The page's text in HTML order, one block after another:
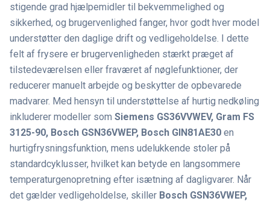
stigende grad hjælpemidler til bekvemmelighed og
sikkerhed, og brugervenlighed fanger, hvor godt hver model
understøtter den daglige drift og vedligeholdelse. I dette
felt af frysere er brugervenligheden stærkt præget af
tilstedeværelsen eller fraværet af nøglefunktioner, der
reducerer manuelt arbejde og beskytter de opbevarede
madvarer. Med hensyn til understøttelse af hurtig nedkøling
inkluderer modeller som Siemens GS36VVWEV, Gram FS
3125-90, Bosch GSN36VWEP, Bosch GIN81AE30 en
hurtigfrysningsfunktion, mens udelukkende stoler på
standardcyklusser, hvilket kan betyde en langsommere
temperaturgenopretning efter isætning af dagligvarer. Når
det gælder vedligeholdelse, skiller Bosch GSN36VWEP,